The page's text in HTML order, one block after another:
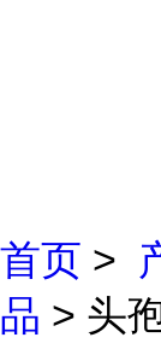
首页 >
品 > 头